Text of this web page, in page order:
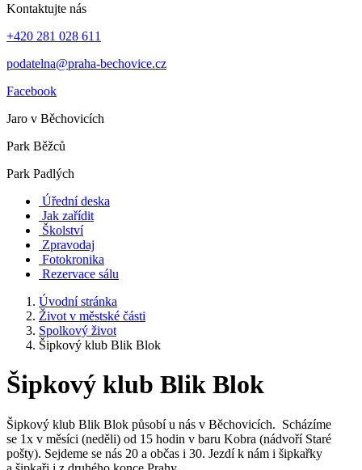
Kontaktujte nás
+420 281 028 611
podatelna@praha-bechovice.cz
Facebook
Jaro v Běchovicích
Park Běžců
Park Padlých
Úřední deska
Jak zařídit
Školství
Zpravodaj
Fotokronika
Rezervace sálu
Úvodní stránka
Život v městské části
Spolkový život
Šipkový klub Blik Blok
Šipkový klub Blik Blok
Šipkový klub Blik Blok působí u nás v Běchovicích. Scházíme
se 1x v měsíci (neděli) od 15 hodin v baru Kobra (nádvoří Staré
pošty). Sejdeme se nás 20 a občas i 30. Jezdí k nám i šipkařky